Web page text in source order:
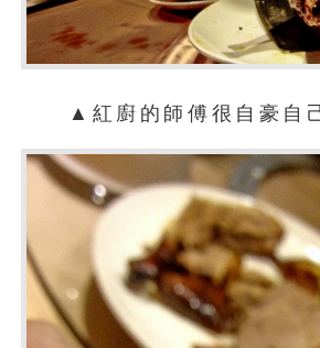
▲紅廚的師傅很自豪自